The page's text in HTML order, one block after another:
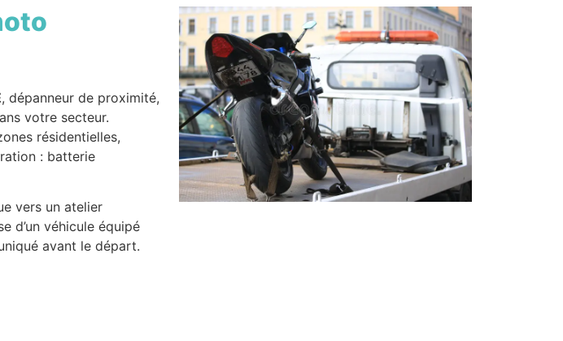
, dépanneur de proximité,
votre secteur.
résidentielles,
: batterie
vers un atelier
d’un véhicule équipé
avant le départ.